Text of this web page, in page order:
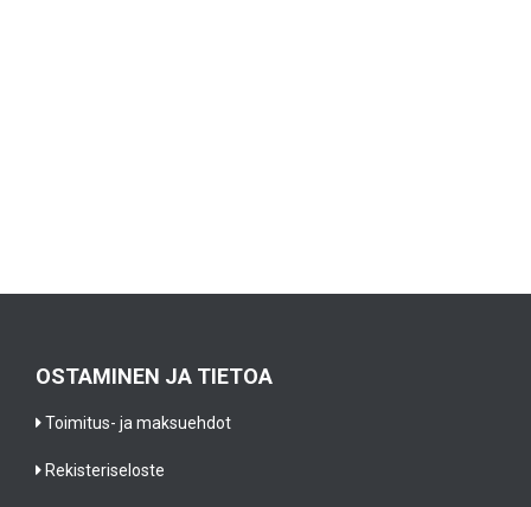
OSTAMINEN JA TIETOA
Toimitus- ja maksuehdot
Rekisteriseloste